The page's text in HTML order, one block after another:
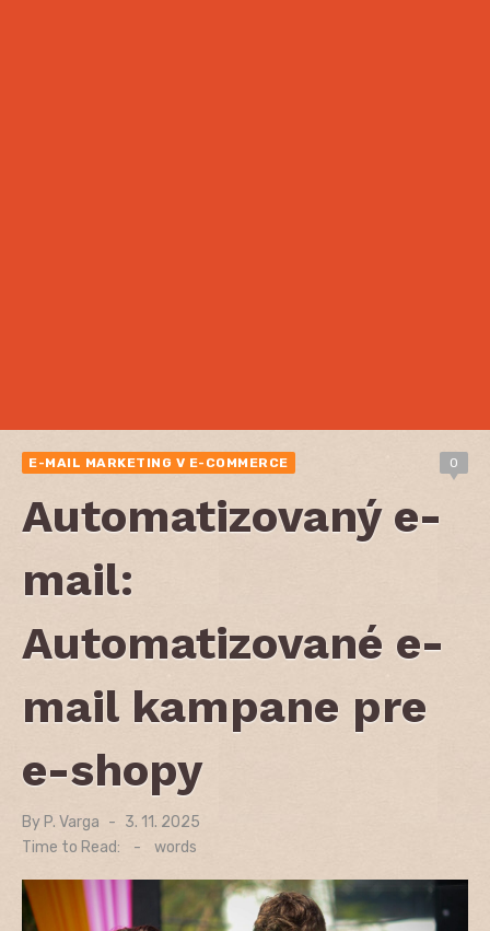
E-MAIL MARKETING V E-COMMERCE 0
Automatizovaný e-
mail:
Automatizované e-
mail kampane pre
e-shopy
By P. Varga
Posted
3. 11. 2025
Time to Read:
- words